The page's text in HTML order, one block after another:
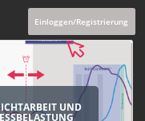
Einloggen/Registrierung
UND